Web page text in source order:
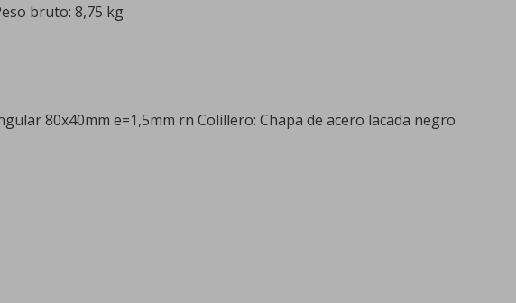
bruto: 8,75 kg
80x40mm e=1,5mm rn Colillero: Chapa de acero lacada negro